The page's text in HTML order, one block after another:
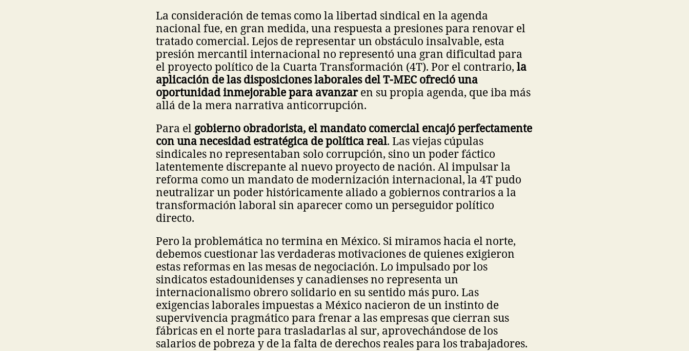
La consideración de temas como la libertad sindical en la agenda
nacional fue, en gran medida, una respuesta a presiones para renovar el
tratado comercial. Lejos de representar un obstáculo insalvable, esta
presión mercantil internacional no representó una gran dificultad para
el proyecto político de la Cuarta Transformación (4T). Por el contrario, la
aplicación de las disposiciones laborales del T-MEC ofreció una
oportunidad inmejorable para avanzaren su propia agenda, que iba más
allá de la mera narrativa anticorrupción.
Para el gobierno obradorista, el mandato comercial encajó perfectamente
con una necesidad estratégica de política real. Las viejas cúpulas
sindicales no representaban solo corrupción, sino un poder fáctico
latentemente discrepante al nuevo proyecto de nación. Al impulsar la
reforma como un mandato de modernización internacional, la 4T pudo
neutralizar un poder históricamente aliado a gobiernos contrarios a la
transformación laboral sin aparecer como un perseguidor político
directo.
Pero la problemática no termina en México. Si miramos hacia el norte,
debemos cuestionar las verdaderas motivaciones de quienes exigieron
estas reformas en las mesas de negociación. Lo impulsado por los
sindicatos estadounidenses y canadienses no representa un
internacionalismo obrero solidario en su sentido más puro. Las
exigencias laborales impuestas a México nacieron de un instinto de
supervivencia pragmático para frenar a las empresas que cierran sus
fábricas en el norte para trasladarlas al sur, aprovechándose de los
salarios de pobreza y de la falta de derechos reales para los trabajadores.